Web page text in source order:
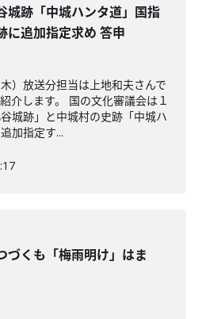
城跡「中城ハンタ道」国指
に追加指定求め 答申
）放送分担当は上地和夫さんで
介します。 国の文化審議会は１
城跡」と中城村の史跡「中城ハ
加指定す...
づくも「梅雨明け」はま